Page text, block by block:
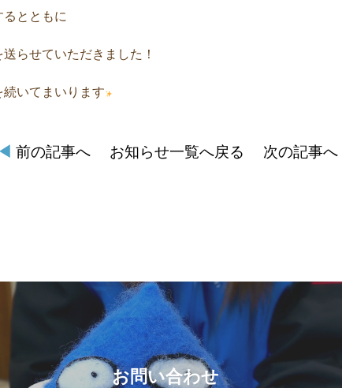
とともに
らせていただきました！
いてまいります
◀︎ 前の記事へ お知らせ一覧へ戻る 次の記事へ
お問い合わせ